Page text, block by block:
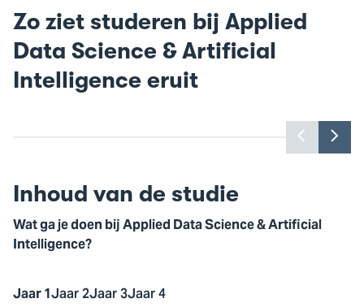
Zo ziet studeren bij Applied
Data Science & Artificial
Intelligence eruit
Toon
vorige
Inhoud van de studie
Wat ga je doen bij Applied Data Science & Artificial
Intelligence?
Jaar 1Jaar 2Jaar 3Jaar 4